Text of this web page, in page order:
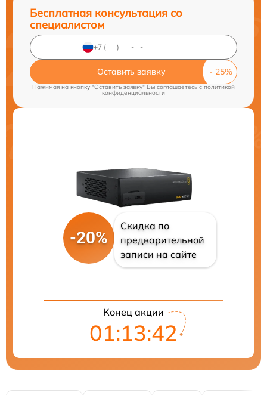
Бесплатная консультация со
специалистом
Оставить заявку
Нажимая на кнопку "Оставить заявку" Вы соглашаетесь cполитикой
конфиденциальности
-20%
Скидка по
предварительной
записи на сайте
Конец акции
01:13:41